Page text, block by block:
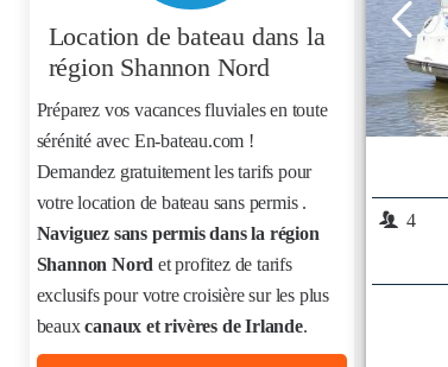
Location de bateau dans la
région Shannon Nord
Préparez vos vacances fluviales en toute
sérénité avec En-bateau.com !
Demandez gratuitement les tarifs pour
votre location de bateau sans permis .
Naviguez sans permis dans la région
Shannon Nord et profitez de tarifs
exclusifs pour votre croisière sur les plus
beauxcanaux et rivères de Irlande.
4